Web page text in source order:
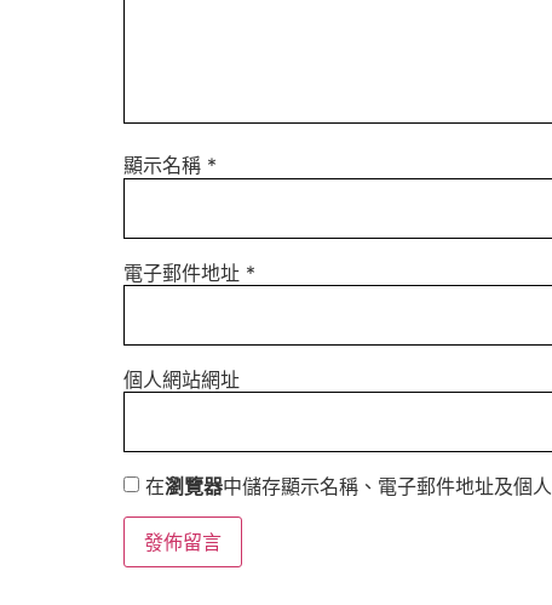
顯示名稱 *
電子郵件地址 *
個人網站網址
在瀏覽器中儲存顯示名稱、電子郵件地址及個